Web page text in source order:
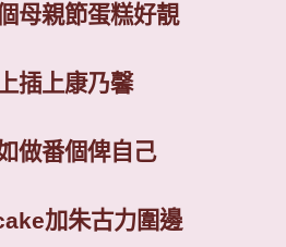
母親節蛋糕好靚
插上康乃馨
做番個俾自己
加朱古力圍邊